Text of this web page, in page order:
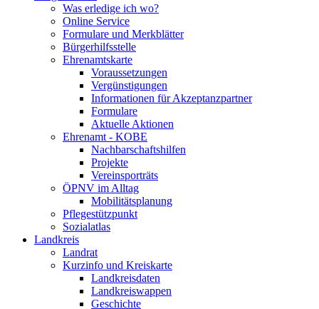
Was erledige ich wo?
Online Service
Formulare und Merkblätter
Bürgerhilfsstelle
Ehrenamtskarte
Voraussetzungen
Vergünstigungen
Informationen für Akzeptanzpartner
Formulare
Aktuelle Aktionen
Ehrenamt - KOBE
Nachbarschaftshilfen
Projekte
Vereinsporträts
ÖPNV im Alltag
Mobilitätsplanung
Pflegestützpunkt
Sozialatlas
Landkreis
Landrat
Kurzinfo und Kreiskarte
Landkreisdaten
Landkreiswappen
Geschichte